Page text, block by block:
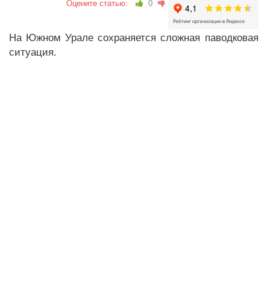
Оцените статью: 0
На Южном Урале сохраняется сложная паводковая
ситуация.